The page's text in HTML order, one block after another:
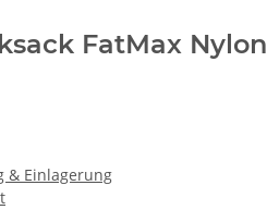
FatMax Nylon
& Einlagerung